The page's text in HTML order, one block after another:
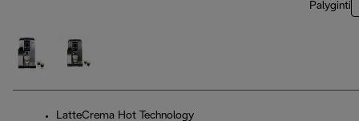
Palyginti
LatteCrema Hot Technology